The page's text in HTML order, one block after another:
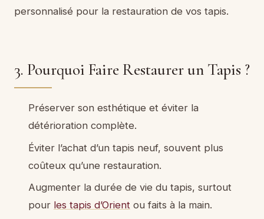
personnalisé pour la restauration de vos tapis.
3. Pourquoi Faire Restaurer un Tapis ?
Préserver son esthétique et éviter la
détérioration complète.
Éviter l’achat d’un tapis neuf, souvent plus
coûteux qu’une restauration.
Augmenter la durée de vie du tapis, surtout
pour les tapis d’Orientou faits à la main.